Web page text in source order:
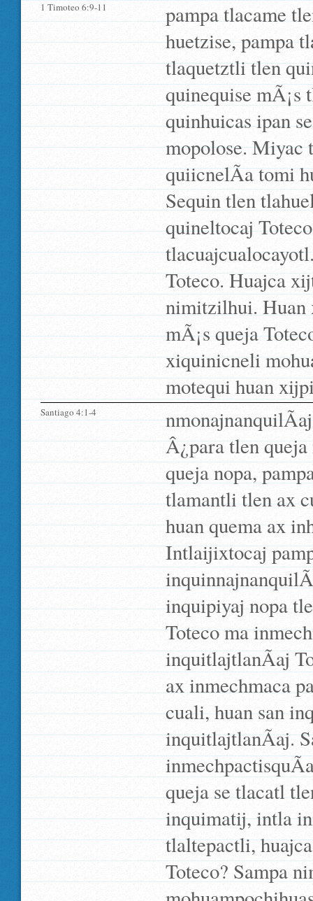
1 Timoteo 6:9-11
pampa tlacame
huetzise, pampa
tlaquetztli tlen
quinequise mÃ¡s
quinhuicas ipan
mopolose. Miyac
quiicnelÃ­a tomi
Sequin tlen
quineltocaj
Toteco. Huajca
nimitzilhui.
mÃ¡s queja
xiquinicneli
motequi huan
Santiago 4:1-4
Â¿para tlen
queja nopa,
tlamantli tlen ax
huan quema ax
Intlaijixtocaj
inquipiyaj nopa
Toteco ma
inquitlajtlanÃ­aj
ax inmechmaca
cuali, huan san
inquitlajtlanÃ­aj.
queja se tlacatl
inquimatij, intla
tlaltepactli,
Toteco? Sampa